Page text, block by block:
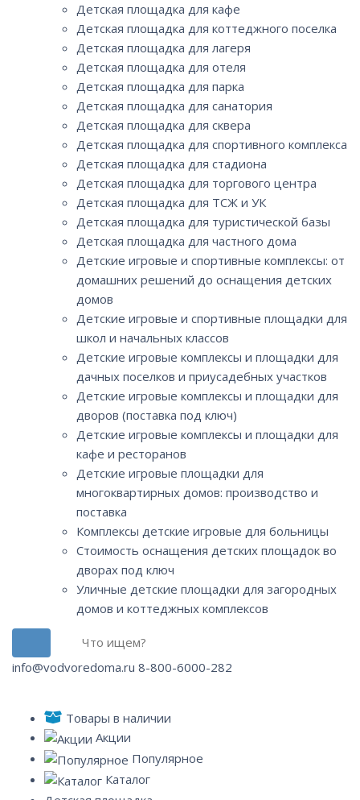
Детская площадка для кафе
Детская площадка для коттеджного поселка
Детская площадка для лагеря
Детская площадка для отеля
Детская площадка для парка
Детская площадка для санатория
Детская площадка для сквера
Детская площадка для спортивного комплекса
Детская площадка для стадиона
Детская площадка для торгового центра
Детская площадка для ТСЖ и УК
Детская площадка для туристической базы
Детская площадка для частного дома
Детские игровые и спортивные комплексы: от
домашних решений до оснащения детских
домов
Детские игровые и спортивные площадки для
школ и начальных классов
Детские игровые комплексы и площадки для
дачных поселков и приусадебных участков
Детские игровые комплексы и площадки для
дворов (поставка под ключ)
Детские игровые комплексы и площадки для
кафе и ресторанов
Детские игровые площадки для
многоквартирных домов: производство и
поставка
Комплексы детские игровые для больницы
Стоимость оснащения детских площадок во
дворах под ключ
Уличные детские площадки для загородных
домов и коттеджных комплексов
info@vodvoredoma.ru 8-800-6000-282
Товары в наличии
Акции
Популярное
Каталог